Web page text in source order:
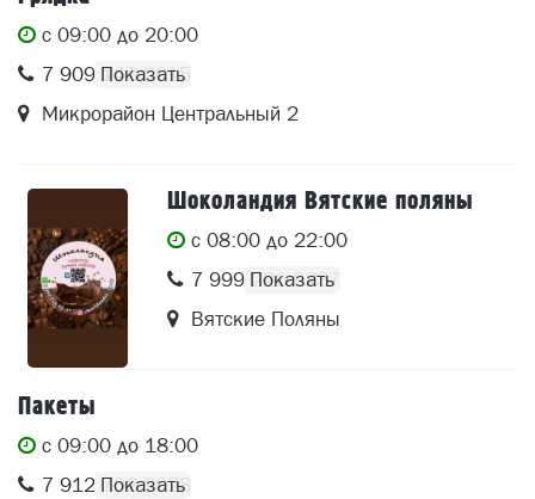
c 09:00 до 20:00
7 909 143 0015
Микрорайон Центральный 2
Шоколандия Вятские поляны
c 08:00 до 22:00
7 999 226 0237
Вятские Поляны
Пакеты
c 09:00 до 18:00
7 912 702 9028